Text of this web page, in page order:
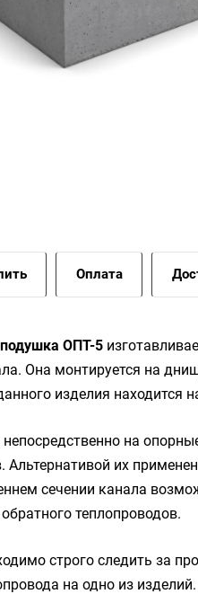
Оплата
ОПТ-5
Она монтируется на
изделия находится
на
Альтернативой их
сечении канала
теплопроводов.
строго следить за
на одно из